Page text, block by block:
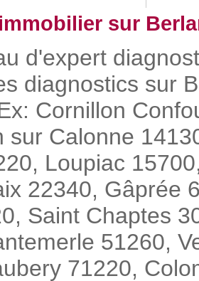
sur
d'expert
diagnostics sur
Cornillon
sur Calonne
Loupiac
22340, Gâprée
Saint Chaptes
51260,
71220,